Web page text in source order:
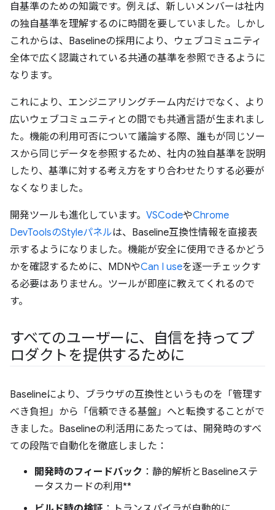
自基準のための知識です。例えば、新しいメンバーは社内
の独自基準を理解するのに時間を要していました。しかし
これからは、Baselineの採用により、ウェブコミュニティ
全体で広く認識されている共通の基準を参照できるように
なります。
これにより、エンジニアリングチーム内だけでなく、より
広いウェブコミュニティとの間でも共通言語が生まれまし
た。機能の利用可否について議論する際、誰もが同じソー
スから同じデータを参照するため、社内の独自基準を説明
したり、基準に対する考え方をすり合わせたりする必要が
なくなりました。
開発ツールも進化しています。 VSCodeやChrome
DevToolsのStyleパネルは、Baseline互換性情報を直接表
示するようになりました。機能が安全に使用できるかどう
かを確認するために、MDNやCan I useを逐一チェックす
る必要はありません。ツールが即座に教えてくれるので
す。
すべてのユーザーに、自信を持ってプ
ロダクトを提供するために
Baselineにより、ブラウザの互換性というものを「管理す
べき負担」から「信頼できる基盤」へと転換することがで
きました。Baselineの利活用にあたっては、開発時のすべ
ての段階で自動化を徹底しました：
開発時のフィードバック ：静的解析とBaselineステ
ータスカードの利用**